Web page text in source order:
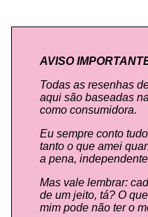
AVISO
Todas as resenhas
aqui são baseadas
como consumidora.
Eu sempre conto
tanto o que amei
a pena,
Mas vale lembrar:
de um jeito, tá? O
mim pode não ter o